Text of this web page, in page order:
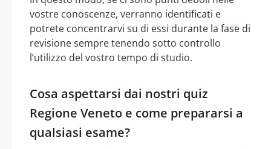
vostre conoscenze, verranno identificati e
potrete concentrarvi su di essi durante la fase di
revisione sempre tenendo sotto controllo
l’utilizzo del vostro tempo di studio.
Cosa aspettarsi dai nostri quiz
Regione Veneto e come prepararsi a
qualsiasi esame?